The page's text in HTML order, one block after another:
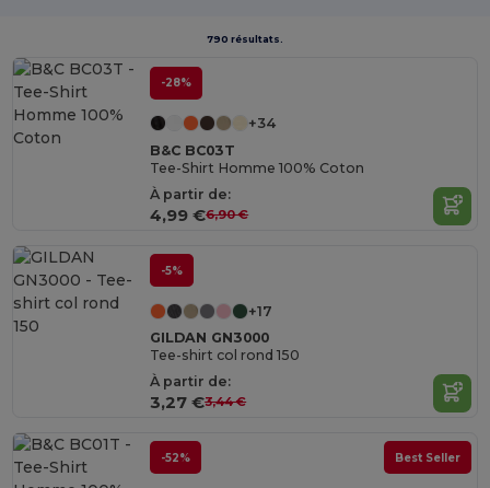
790 résultats.
-28%
+34
B&C BC03T
Tee-Shirt Homme 100% Coton
À partir de:
4,99 €6,90 €
-5%
+17
GILDAN GN3000
Tee-shirt col rond 150
À partir de:
3,27 €3,44 €
-52% Best Seller